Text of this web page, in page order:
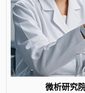
微析研究